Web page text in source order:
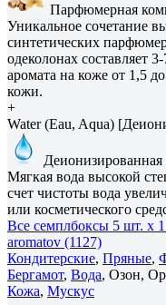
Парфюмерная
Уникальное сочетание
синтетических
одеколонах составляет
аромата на коже от 1,5
кожи.
+
Water (Eau, Aqua)
Деионизированная
Мягкая вода высокой
счет чистоты вода
или косметического
Все семплбоксы 5 шт. х
aromatov (1127)
Кондитерские, Пряные,
Бергамот, Вода, Озон,
Кожа, Мускус